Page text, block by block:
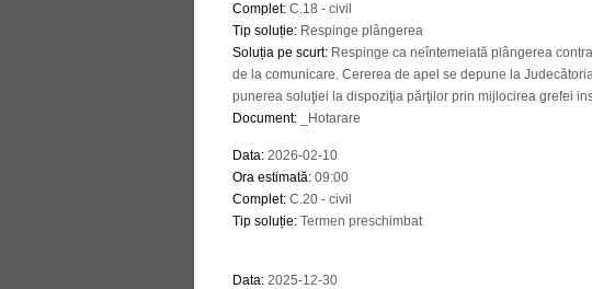
Complet: C.18 - civil
Tip soluție: Respinge plângerea
Soluția pe scurt: Respinge ca neîntemeiată plângerea
de la comunicare. Cererea de apel se depune la
punerea soluţiei la dispoziţia părţilor prin mijlocirea grefei
Document: _Hotarare
Data: 2026-02-10
Ora estimată: 09:00
Complet: C.20 - civil
Tip soluție: Termen preschimbat
Data: 2025-12-30